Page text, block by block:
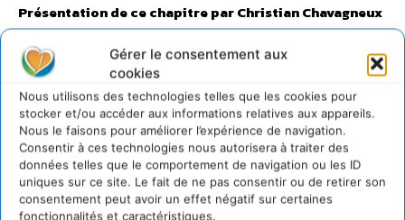
Gérer le consentement aux
cookies
Nous utilisons des technologies telles que les cookies pour
stocker et/ou accéder aux informations relatives aux appareils.
Nous le faisons pour améliorer l’expérience de navigation.
Consentir à ces technologies nous autorisera à traiter des
données telles que le comportement de navigation ou les ID
uniques sur ce site. Le fait de ne pas consentir ou de retirer son
consentement peut avoir un effet négatif sur certaines
fonctionnalités et caractéristiques.
Présentation de ce chapitre par Christian Chavagneux
: L’heure de la mondialisation heureuse est passée. La
croyance dans les vertus sans fin d’une ouverture toujours
plus poussée des économies aux échanges et aux
mouvements de capitaux internationaux ne fait plus
recette. D’abord, parce que cette mondialisation nourrit
les inégalités. Certes, l’insertion réussie des pays
émergents dans la division internationale du travail a
permis à une part importante de leur population de sortir
de la pauvreté, et il faut s’en réjouir. Les consommateurs